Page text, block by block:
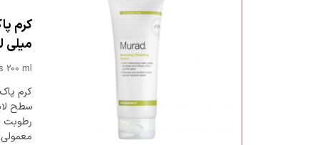
میلی
200 ml
کرم
سطح
رطوبت